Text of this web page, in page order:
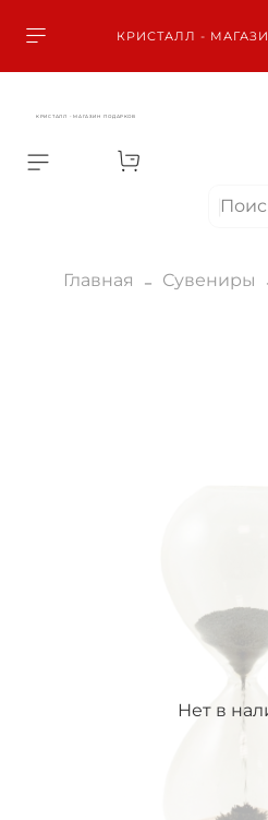
КРИСТАЛЛ -
КРИСТАЛЛ - МАГАЗИН ПОДАРКОВ
Главная Сувениры
Нет в